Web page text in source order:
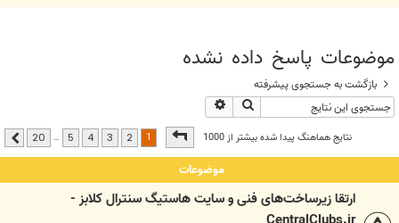
س
موضوعات پاسخ داده نشده
بازگشت به جستجوی پیشرفته
جستجو
نتايج هماهنگ پيدا شده بيشتر از 1000صفحه از20
2
3
4
5
…
20 بعدی
موضوعات
ارتقا زیرساخت‌های فنی و سایت هاستیگ سنترال کلابز -